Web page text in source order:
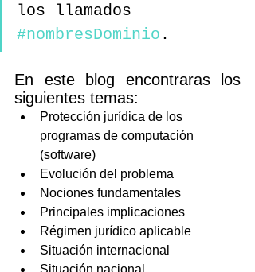
los llamados
#nombresDominio .
En este blog encontraras los
siguientes temas:
Protección jurídica de los
programas de computación
(software)
Evolución del problema
Nociones fundamentales
Principales implicaciones
Régimen jurídico aplicable
Situación internacional
Situación nacional